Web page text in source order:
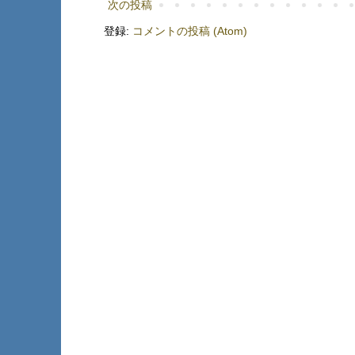
次の投稿
登録: コメントの投稿 (Atom)